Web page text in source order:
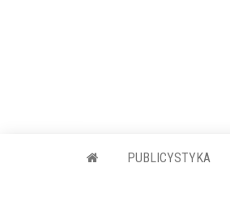
PUBLICYSTYKA